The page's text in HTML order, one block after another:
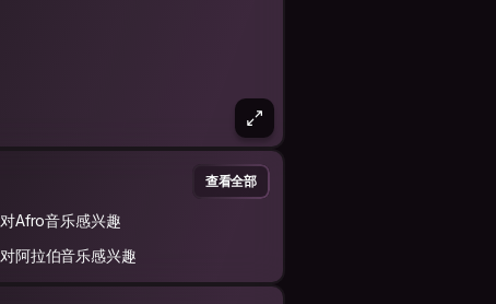
查看全部
对Afro音乐感兴趣
对阿拉伯音乐感兴趣